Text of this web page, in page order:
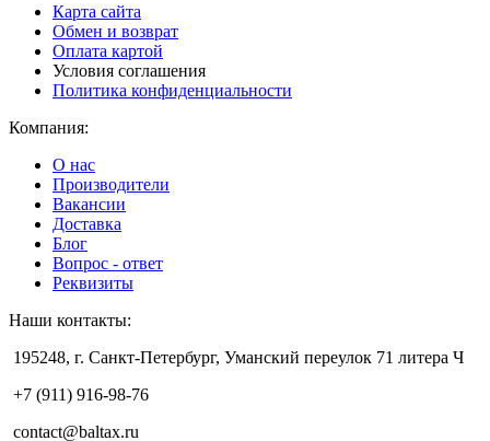
Карта сайта
Обмен и возврат
Оплата картой
Условия соглашения
Политика конфиденциальности
Компания:
О нас
Производители
Вакансии
Доставка
Блог
Вопрос - ответ
Реквизиты
Наши контакты:
195248, г. Санкт-Петербург, Уманский переулок 71 литера Ч
+7 (911) 916-98-76
contact@baltax.ru